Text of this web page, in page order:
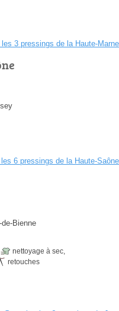
3 pressings de la Haute-Marne
6 pressings de la Haute-Saône
Bienne
nettoyage à sec,
retouches